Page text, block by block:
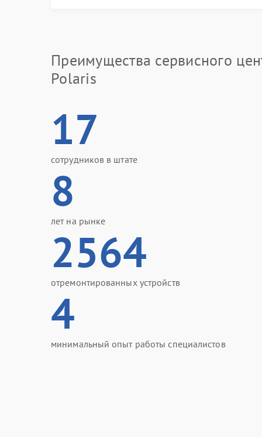
Преимущества сервисного
Polaris
17
сотрудников в штате
8
лет на рынке
2564
отремонтированных устройств
4
минимальный опыт работы специалистов